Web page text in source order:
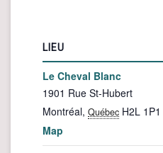
LIEU
Le Cheval Blanc
1901 Rue St-Hubert
Montréal, Québec H2L 1P1
Map